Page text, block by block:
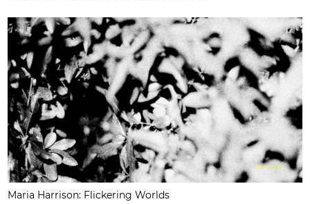
Maria Harrison: Flickering Worlds